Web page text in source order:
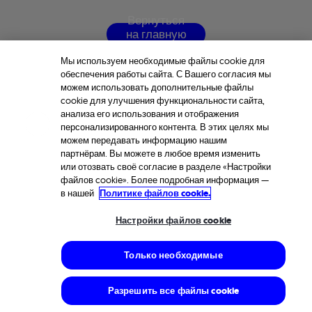
Вернуться
на главную
Мы используем необходимые файлы cookie для
обеспечения работы сайта. С Вашего согласия мы
можем использовать дополнительные файлы
cookie для улучшения функциональности сайта,
анализа его использования и отображения
персонализированного контента. В этих целях мы
можем передавать информацию нашим
партнёрам. Вы можете в любое время изменить
или отозвать своё согласие в разделе «Настройки
файлов cookie». Более подробная информация —
в нашей Политике файлов cookie.
Настройки файлов cookie
Только необходимые
Разрешить все файлы cookie